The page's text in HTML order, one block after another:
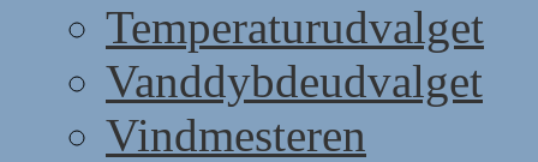
Temperaturudvalget
Vanddybdeudvalget
Vindmesteren